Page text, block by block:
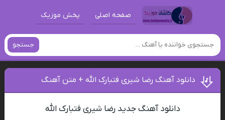
صفحه اصلی پخش موزیک
جستجو
دانلود آهنگ رضا شیری فتبارک الله + متن آهنگ
دانلود آهنگ جدید رضا شیری فتبارک الله